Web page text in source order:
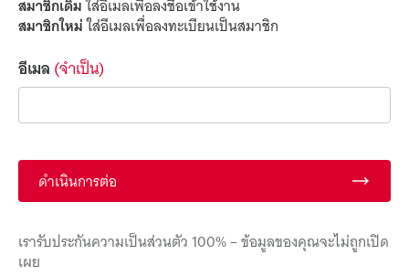
สมาชิกเดิมใส่อีเมลเพื่อลงชื่อเข้าใช้งาน
สมาชิกใหม่ใส่อีเมลเพื่อลงทะเบียนเป็นสมาชิก
อีเมล (จำเป็น)
ดำเนินการต่อ
เรารับประกันความเป็นส่วนตัว 100% – ข้อมูลของคุณจะไม่ถูกเปิด
เผย